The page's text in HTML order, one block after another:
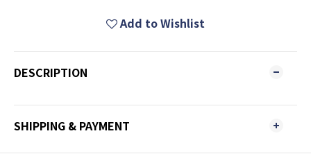
Add to Wishlist
DESCRIPTION
SHIPPING & PAYMENT